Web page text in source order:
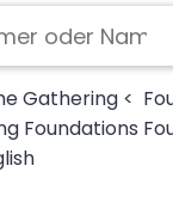
Gathering <
Foundations